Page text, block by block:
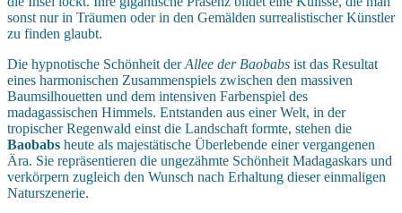
sonst nur in Träumen oder in den Gemälden surrealistischer Künstler
zu finden glaubt.
Die hypnotische Schönheit derAllee der Baobabs ist das Resultat
eines harmonischen Zusammenspiels zwischen den massiven
Baumsilhouetten und dem intensiven Farbenspiel des
madagassischen Himmels. Entstanden aus einer Welt, in der
tropischer Regenwald einst die Landschaft formte, stehen die
Baobabs heute als majestätische Überlebende einer vergangenen
Ära. Sie repräsentieren die ungezähmte Schönheit Madagaskars und
verkörpern zugleich den Wunsch nach Erhaltung dieser einmaligen
Naturszenerie.